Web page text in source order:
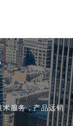
术服务，产品远销